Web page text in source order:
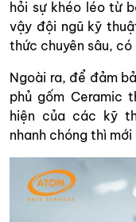
hỏi sự khéo léo từ
vậy đội ngũ kỹ
thức chuyên sâu,
Ngoài ra, để đảm
phủ gốm Ceramic
hiện của các kỹ
nhanh chóng thì